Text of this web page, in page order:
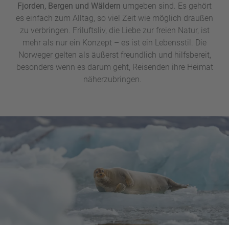
Supermärkten. Essen in Restaurants kann teurer sein als in
Deutschland, daher bietet es sich an, selbst zu kochen –
besonders, wenn Sie in einer der traditionellen Hütten
übernachten.
Fjorden, Bergen und Wäldern umgeben sind. Es gehört
es einfach zum Alltag, so viel Zeit wie möglich draußen
zu verbringen. Friluftsliv, die Liebe zur freien Natur, ist
mehr als nur ein Konzept – es ist ein Lebensstil. Die
Norweger gelten als äußerst freundlich und hilfsbereit,
besonders wenn es darum geht, Reisenden ihre Heimat
näherzubringen.